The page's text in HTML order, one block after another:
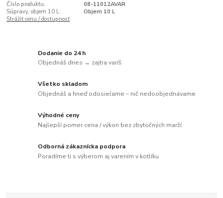
Číslo produktu:
08-11012AVAR
Súpravy, objem 10 L:
Objem 10 L
Strážiť cenu / dostupnosť
Dodanie do 24 h
Objednáš dnes → zajtra varíš
Všetko skladom
Objednáš a hneď odosielame – nič nedoobjednávame
Výhodné ceny
Najlepší pomer cena / výkon bez zbytočných marží
Odborná zákaznícka podpora
Poradíme ti s výberom aj varením v kotlíku